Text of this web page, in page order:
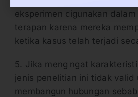
eksperimen digunakan dalam
terapan karena mereka
ketika kasus telah terjadi
5. Jika mengingat
jenis penelitian ini tidak valid
membangun hubungan